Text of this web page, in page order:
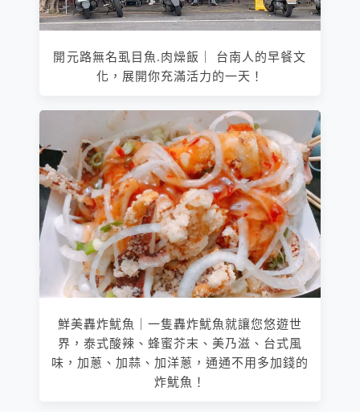
開元路無名虱目魚.肉燥飯｜ 台南人的早餐文
化，展開你充滿活力的一天！
鮮美轟炸魷魚｜一隻轟炸魷魚就讓您悠遊世
界，泰式酸辣、蜂蜜芥末、美乃滋、台式風
味，加蔥、加蒜、加洋蔥，通通不用多加錢的
炸魷魚！